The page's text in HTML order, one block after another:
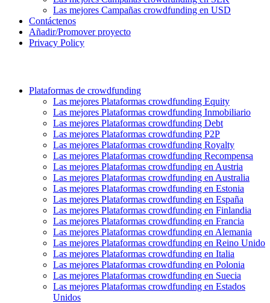
Las mejores Campañas crowdfunding en USD
Contáctenos
Añadir/Promover proyecto
Privacy Policy
Plataformas de crowdfunding
Las mejores Plataformas crowdfunding Equity
Las mejores Plataformas crowdfunding Inmobiliario
Las mejores Plataformas crowdfunding Debt
Las mejores Plataformas crowdfunding P2P
Las mejores Plataformas crowdfunding Royalty
Las mejores Plataformas crowdfunding Recompensa
Las mejores Plataformas crowdfunding en Austria
Las mejores Plataformas crowdfunding en Australia
Las mejores Plataformas crowdfunding en Estonia
Las mejores Plataformas crowdfunding en España
Las mejores Plataformas crowdfunding en Finlandia
Las mejores Plataformas crowdfunding en Francia
Las mejores Plataformas crowdfunding en Alemania
Las mejores Plataformas crowdfunding en Reino Unido
Las mejores Plataformas crowdfunding en Italia
Las mejores Plataformas crowdfunding en Polonia
Las mejores Plataformas crowdfunding en Suecia
Las mejores Plataformas crowdfunding en Estados
Unidos